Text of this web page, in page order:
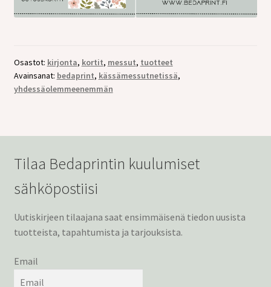
Osastot: kirjonta, kortit, messut, tuotteet
Avainsanat: bedaprint, kässämessutnetissä,
yhdessäolemmeenemmän
Tilaa Bedaprintin kuulumiset
sähköpostiisi
Uutiskirjeen tilaajana saat ensimmäisenä tiedon uusista
tuotteista, tapahtumista ja tarjouksista.
Email